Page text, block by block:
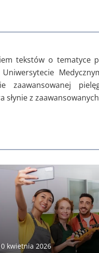
tekstów o tematyce
zaawansowanej
z
kwietnia 2026